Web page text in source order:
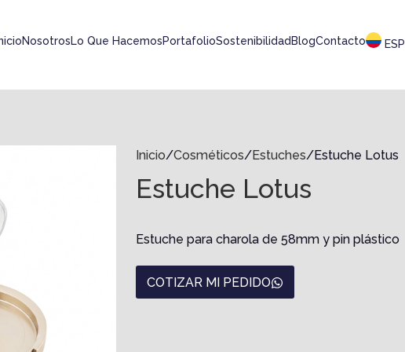
NosotrosLo Que HacemosPortafolioSostenibilidad BlogContacto ESP
Inicio Cosméticos Estuches Estuche Lotus
Estuche Lotus
Estuche para charola de 58mm y pin plástico
COTIZAR MI PEDIDO